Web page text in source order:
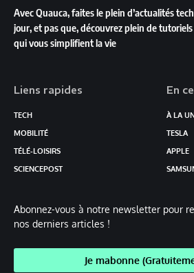
Avec Quauca, faites le plein d’actualités
jour, et pas que, découvrez plein de
qui vous simplifient la vie
Liens rapides
TECH
MOBILITÉ
TÉLÉ-LOISIRS
SCIENCEPOST
En
À LA
TESLA
APPLE
Abonnez-vous à notre newsletter pour
nos derniers articles !
Je mabonne